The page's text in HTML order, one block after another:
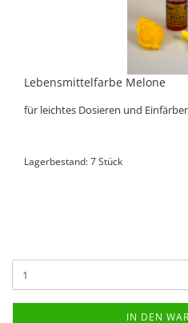
Lebensmittelfarbe Melone
für leichtes Dosieren und
Lagerbestand: 7 Stück
IN DEN